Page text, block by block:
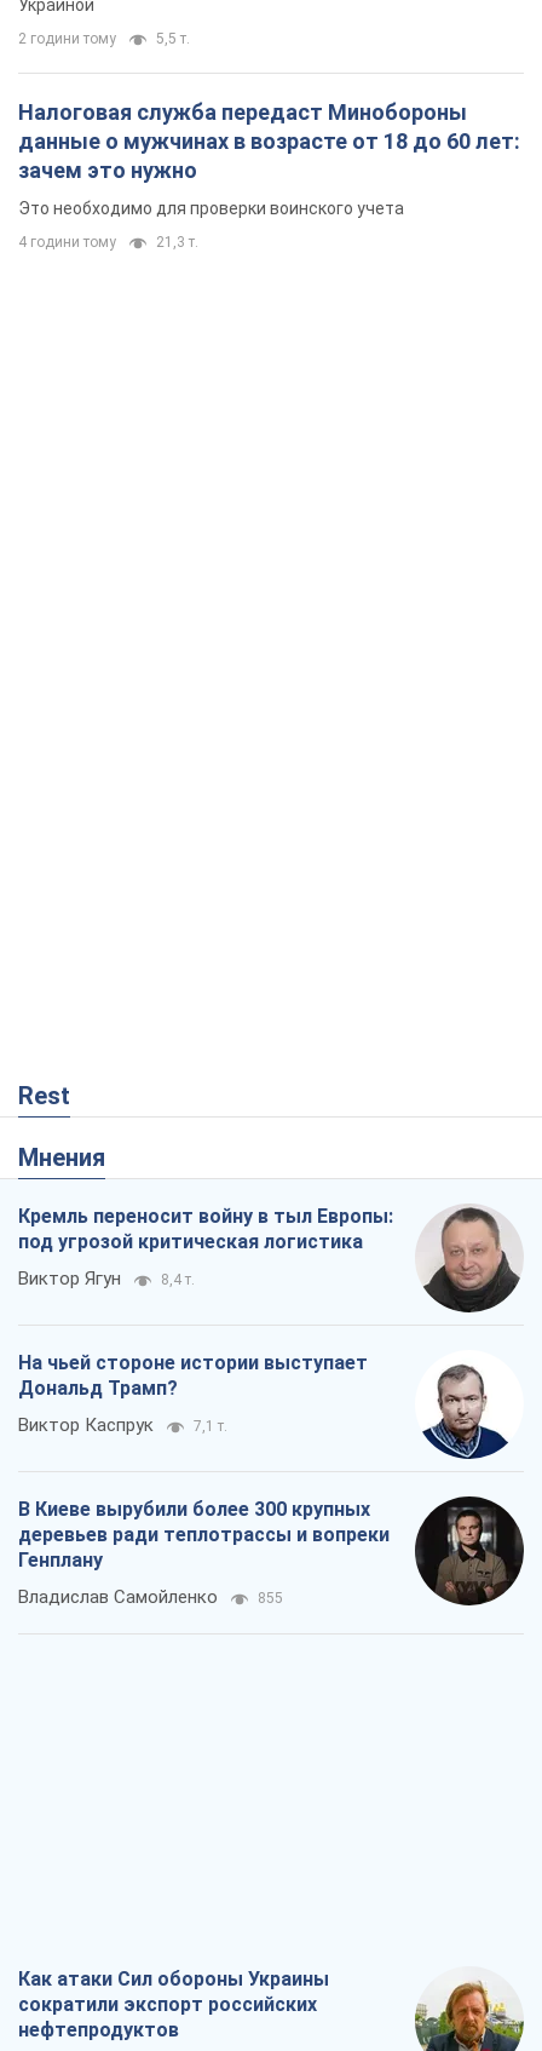
Украиной
2 години тому 5,5 т.
Налоговая служба передаст Минобороны
данные о мужчинах в возрасте от 18 до 60 лет:
зачем это нужно
Это необходимо для проверки воинского учета
4 години тому 21,3 т.
Rest
Мнения
Кремль переносит войну в тыл Европы:
под угрозой критическая логистика
Виктор Ягун 8,4 т.
На чьей стороне истории выступает
Дональд Трамп?
Виктор Каспрук 7,1 т.
В Киеве вырубили более 300 крупных
деревьев ради теплотрассы и вопреки
Генплану
Владислав Самойленко 855
Как атаки Сил обороны Украины
сократили экспорт российских
нефтепродуктов